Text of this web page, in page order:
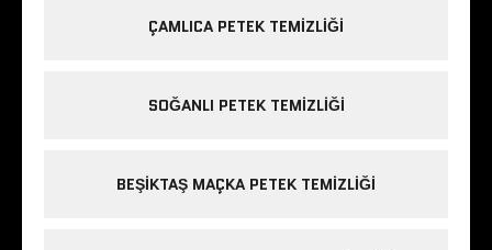
ÇAMLICA PETEK TEMIZLIĞI
SOĞANLI PETEK TEMIZLIĞI
BEŞIKTAŞ MAÇKA PETEK TEMIZLIĞI